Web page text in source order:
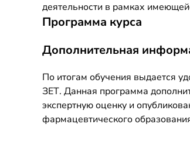
деятельности в рамках
Программа курса
Дополнительная
По итогам обучения выдается
ЗЕТ. Данная программа
экспертную оценку и
фармацевтического